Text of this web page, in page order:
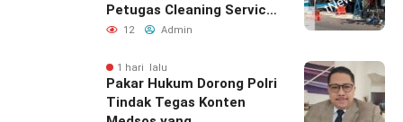
Petugas Cleaning Service
Samsat Timur
12 Admin
1 hari lalu
Pakar Hukum Dorong Polri
Tindak Tegas Konten